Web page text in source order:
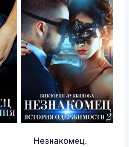
Незнакомец.